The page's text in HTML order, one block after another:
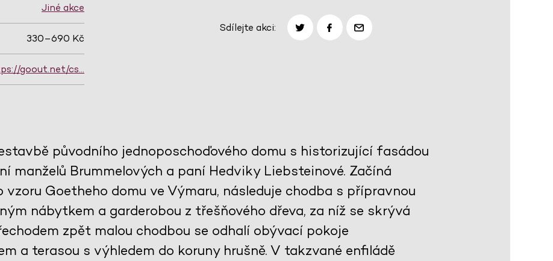
Jiné akce
330–690 Kč
goout.net/cs…
Sdílejte akci:
původního jednoposchoďového domu s historizující fasádou
manželů Brummelových a paní Hedviky Liebsteinové. Začíná
vzoru Goetheho domu ve Výmaru, následuje chodba s přípravnou
nábytkem a garderobou z třešňového dřeva, za níž se skrývá
zpět malou chodbou se odhalí obývací pokoje
a terasou s výhledem do koruny hrušně. V takzvané enfiládě